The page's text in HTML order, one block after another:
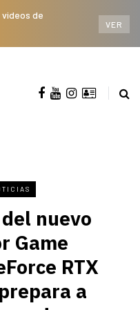
de
VER
nuevo
Game
RTX
a